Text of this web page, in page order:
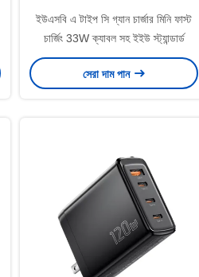
ইউএসবি এ টাইপ সি গ্যান চার্জার মিনি ফাস্ট
চার্জিং 33W ক্যাবল সহ ইইউ স্ট্যান্ডার্ড
সেরা দাম পান